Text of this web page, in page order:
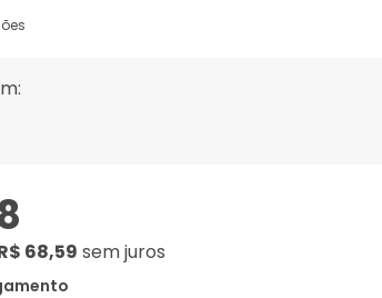
68,59 sem juros